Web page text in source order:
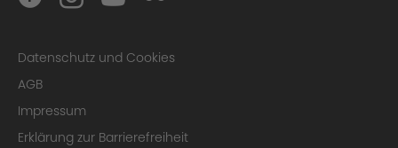
Datenschutz und Cookies
AGB
Impressum
Erklärung zur Barrierefreiheit